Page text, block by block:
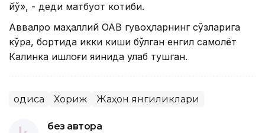
йўқ», - деди матбуот котиби.
Аввалроқ маҳаллий ОАВ гувоҳларнинг сўзларига
кўра, бортида икки киши бўлган енгил самолёт
Калинка қишлоғи яқинида қулаб тушган.
Ҳодиса Хориж Жаҳон янгиликлари
без автора